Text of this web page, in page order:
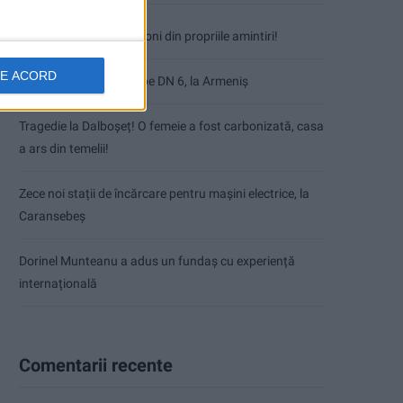
ACORD
Nimeni nu ne poate izgoni din propriile amintiri!
Impact frontal mortal pe DN 6, la Armeniș
Tragedie la Dalboşeț! O femeie a fost carbonizată, casa
a ars din temelii!
Zece noi stații de încărcare pentru mașini electrice, la
Caransebeș
Dorinel Munteanu a adus un fundaș cu experiență
internațională
Comentarii recente